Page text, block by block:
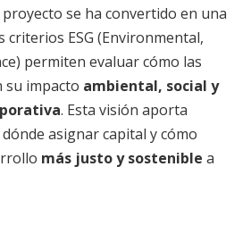
se ha convertido en una
criterios ESG (Environmental,
permiten evaluar cómo las
su impacto ambiental, social y
. Esta visión aporta
asignar capital y cómo
más justo y sostenible a